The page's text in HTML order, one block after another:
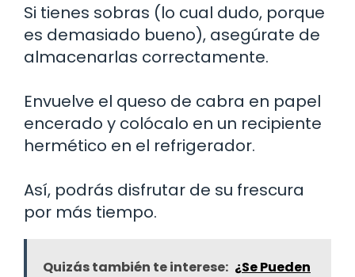
Si tienes sobras (lo cual dudo, porque
es demasiado bueno), asegúrate de
almacenarlas correctamente.
Envuelve el queso de cabra en papel
encerado y colócalo en un recipiente
hermético en el refrigerador.
Así, podrás disfrutar de su frescura
por más tiempo.
Quizás también te interese: ¿Se Pueden